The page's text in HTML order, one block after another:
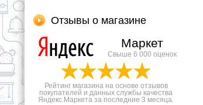
Отзывы о магазине
Маркет
Свыше 6 000 оценок
Рейтинг магазина на основе отзывов
покупателей и данных службы качества
Яндекс.Маркета за последние 3 месяца.